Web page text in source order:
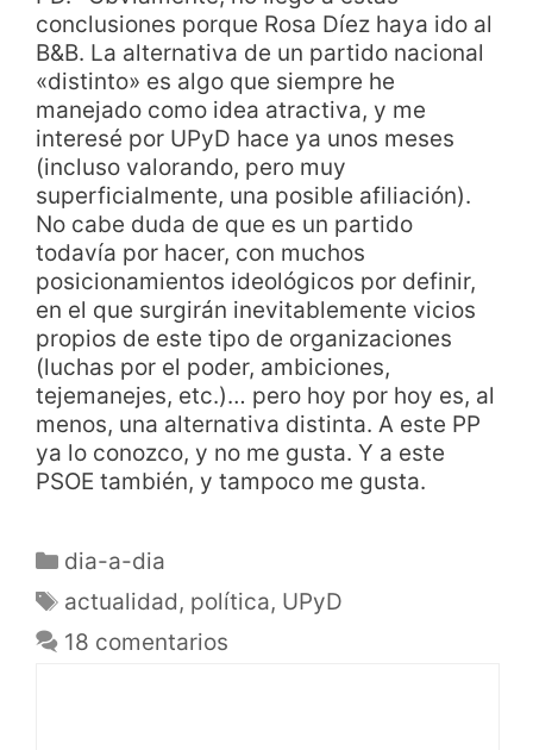
conclusiones porque Rosa Díez haya ido al
B&B. La alternativa de un partido nacional
«distinto» es algo que siempre he
manejado como idea atractiva, y me
interesé por UPyD hace ya unos meses
(incluso valorando, pero muy
superficialmente, una posible afiliación).
No cabe duda de que es un partido
todavía por hacer, con muchos
posicionamientos ideológicos por definir,
en el que surgirán inevitablemente vicios
propios de este tipo de organizaciones
(luchas por el poder, ambiciones,
tejemanejes, etc.)… pero hoy por hoy es, al
menos, una alternativa distinta. A este PP
ya lo conozco, y no me gusta. Y a este
PSOE también, y tampoco me gusta.
dia-a-dia
actualidad, política, UPyD
18 comentarios